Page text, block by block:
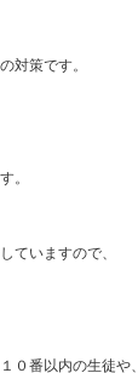
対策です。
。
ていますので、
０番以内の生徒や、